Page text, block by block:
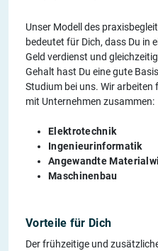
Unser Modell des
bedeutet für Dich, dass Du in
Geld verdienst und
Gehalt hast Du eine gute
Studium bei uns. Wir
mit Unternehmen zusammen:
Elektrotechnik
Ingenieurinformatik
Angewandte
Maschinenbau
Vorteile für Dich
Der frühzeitige und